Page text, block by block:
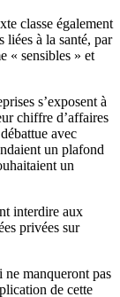
classe également
liées à la santé, par
« sensibles » et
s’exposent à
chiffre d’affaires
avec
un plafond
un
interdire aux
privées sur
ne manqueront pas
de cette